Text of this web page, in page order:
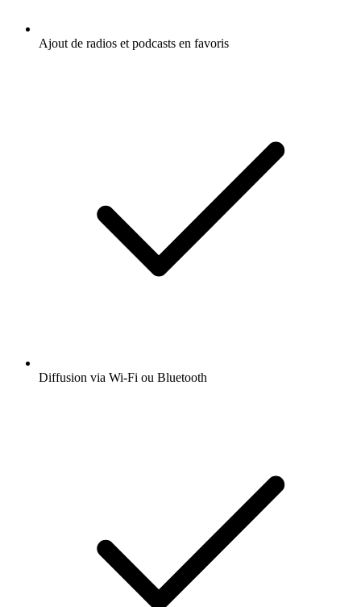
Ajout de radios et podcasts en favoris
Diffusion via Wi-Fi ou Bluetooth